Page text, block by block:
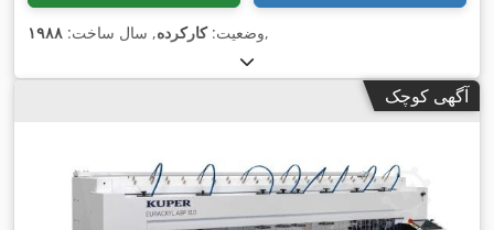
وضعیت:کارکرده, سال ساخت: ۱۹۸۸ ,
آگهی کوچک